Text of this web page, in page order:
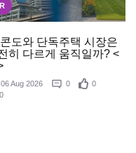
R
도와 단독주택 시장은
히 다르게 움직일까? <
06 Aug 2026 0
0
0